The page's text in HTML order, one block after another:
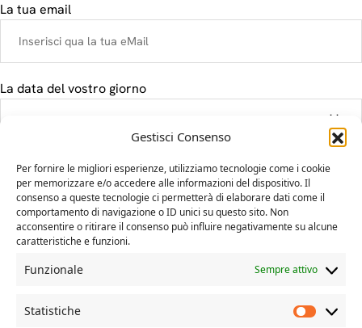
Gestisci Consenso
Per fornire le migliori esperienze, utilizziamo tecnologie come i cookie
per memorizzare e/o accedere alle informazioni del dispositivo. Il
consenso a queste tecnologie ci permetterà di elaborare dati come il
comportamento di navigazione o ID unici su questo sito. Non
acconsentire o ritirare il consenso può influire negativamente su alcune
caratteristiche e funzioni.
Funzionale Sempre attivo
Statistiche
La tua email
La data del vostro giorno
Il tuo messaggio